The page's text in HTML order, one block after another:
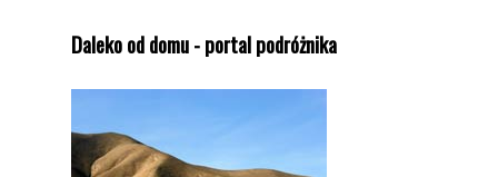
Daleko od domu - portal podróżnika